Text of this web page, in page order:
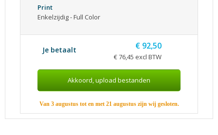
Print
Enkelzijdig - Full Color
Je betaalt € 92,50
€ 76,45 excl BTW
Van 3 augustus tot en met 21 augustus zijn wij gesloten.